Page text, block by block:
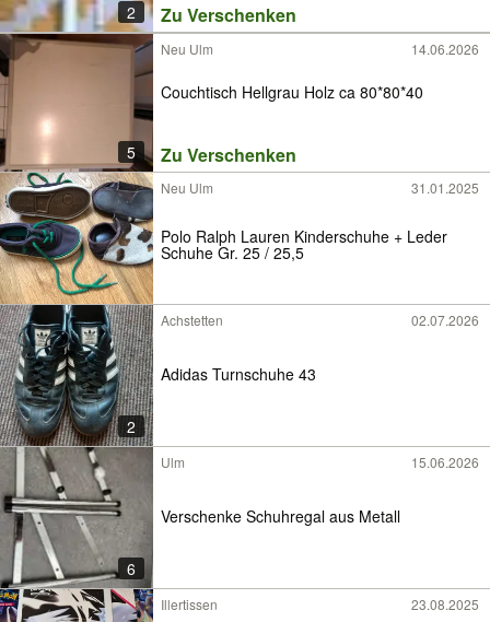
2 Zu Verschenken
5
Neu Ulm 14.06.2026
Couchtisch Hellgrau Holz ca 80*80*40
Zu Verschenken
Neu Ulm 31.01.2025
Polo Ralph Lauren Kinderschuhe + Leder
Schuhe Gr. 25 / 25,5
2
Achstetten 02.07.2026
Adidas Turnschuhe 43
6
Ulm 15.06.2026
Verschenke Schuhregal aus Metall
Illertissen 23.08.2025